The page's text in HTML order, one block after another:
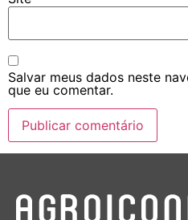
Salvar meus dados neste
que eu comentar.